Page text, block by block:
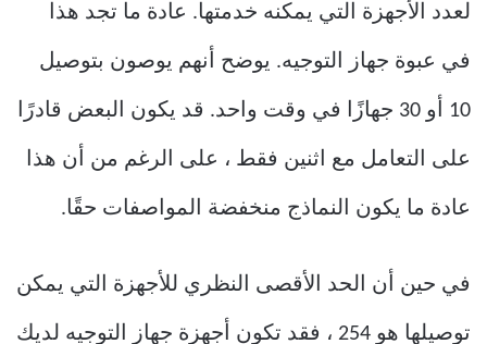
لعدد الأجهزة التي يمكنه خدمتها. عادة ما تجد هذا
في عبوة جهاز التوجيه. يوضح أنهم يوصون بتوصيل
10 أو 30 جهازًا في وقت واحد. قد يكون البعض قادرًا
على التعامل مع اثنين فقط ، على الرغم من أن هذا
عادة ما يكون النماذج منخفضة المواصفات حقًا.
في حين أن الحد الأقصى النظري للأجهزة التي يمكن
توصيلها هو 254 ، فقد تكون أجهزة جهاز التوجيه لديك